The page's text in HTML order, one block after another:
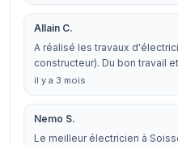
Allain C.
A réalisé les travaux
constructeur). Du bon travail
il y a 3 mois
Nemo S.
Le meilleur électricien à